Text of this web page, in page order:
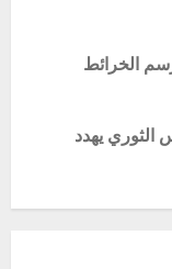
الثوري يهدد